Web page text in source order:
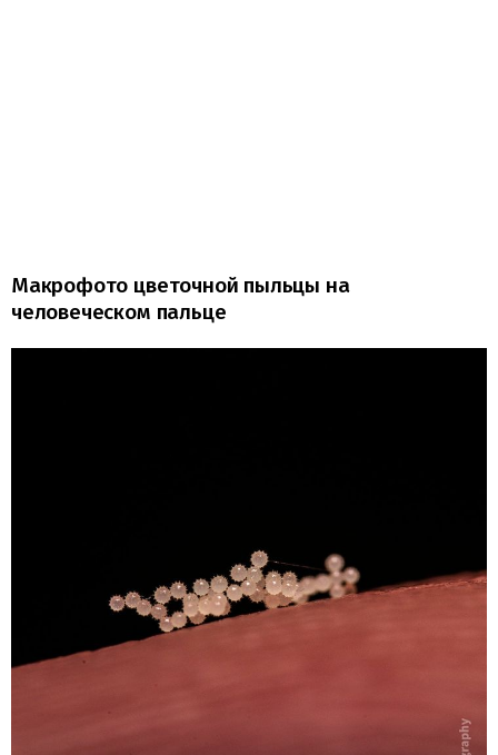
Макрофото цветочной пыльцы на
человеческом пальце